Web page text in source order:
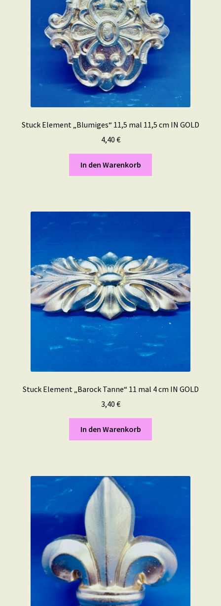
Stuck Element „Blumiges“ 11,5 mal 11,5 cm IN GOLD
4,40 €
In den Warenkorb
Stuck Element „Barock Tanne“ 11 mal 4 cm IN GOLD
3,40 €
In den Warenkorb